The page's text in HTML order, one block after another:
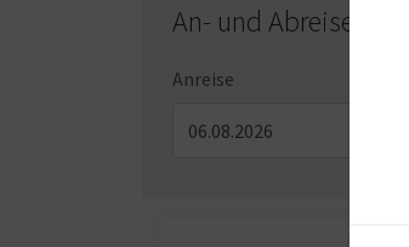
An- und Abreisetag
Anreise